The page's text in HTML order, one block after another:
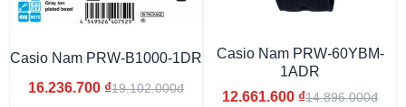
Casio Nam PRW-B1000-1DR
16.236.700 ₫19.102.000đ
Casio Nam PRW-60YBM-
1ADR
12.661.600 ₫14.896.000đ